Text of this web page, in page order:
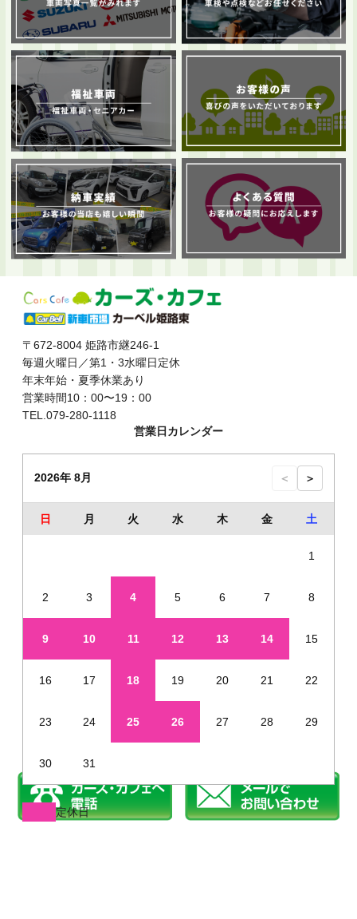
〒672-8004 姫路市継246-1
毎週火曜日／第1・3水曜日定休
年末年始・夏季休業あり
営業時間10：00〜19：00
TEL.079-280-1118
営業日カレンダー
2026年 8月 ＜ ＞
日 月 火 水 木 金 土
1
2 3 4 5 6 7 8
9 10 11 12 13 14 15
16 17 18 19 20 21 22
23 24 25 26 27 28 29
30 31
定休日